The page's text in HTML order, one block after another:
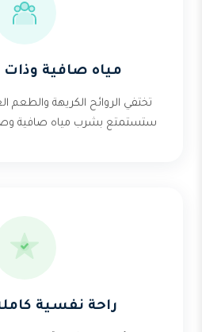
مياه صافية وذات
تختفي الروائح الكريهة والطعم
ستستمتع بشرب مياه صافية
راحة نفسية